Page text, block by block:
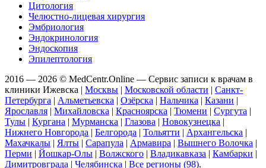
Цитология
Челюстно-лицевая хирургия
Эмбриология
Эндокринология
Эндоскопия
Эпилептология
2016 — 2026 © MedCentr.Online — Сервис записи к врачам в
клиники Ижевска | Москвы | Московской области | Санкт-
Петербурга | Альметьевска | Озёрска | Нальчика | Казани |
Ярославля | Михайловска | Красноярска | Тюмени | Сургута |
Тулы | Кургана | Мурманска | Глазова | Новокузнецка |
Нижнего Новгорода | Белгорода | Тольятти | Архангельска |
Махачкалы | Ялты | Сарапула | Армавира | Вышнего Волочка |
Перми | Йошкар-Олы | Волжского | Владикавказа | Камбарки |
Димитровграда | Челябинска | Все регионы (98).